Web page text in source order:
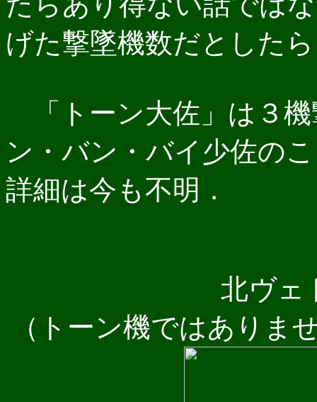
げた撃墜機数だとした
「トーン大佐」は３
ン・バン・バイ少佐の
詳細は今も不明．
北ヴェ
（トーン機ではありま